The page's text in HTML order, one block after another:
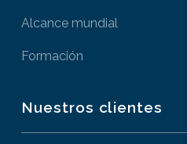
Alcance mundial
Formación
Nuestros clientes